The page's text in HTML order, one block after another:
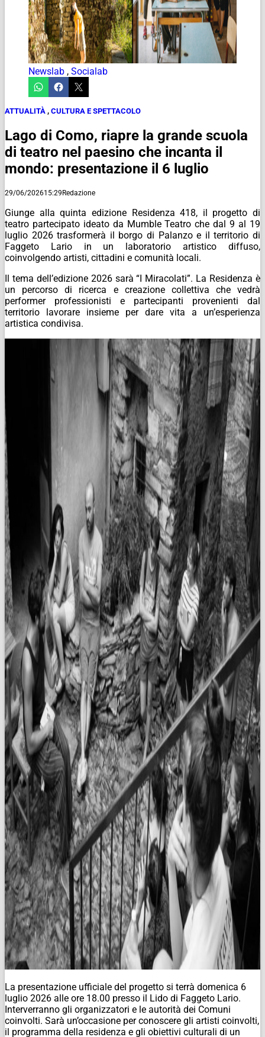
Newslab , Socialab
ATTUALITÀ , CULTURA E SPETTACOLO
Lago di Como, riapre la grande scuola
di teatro nel paesino che incanta il
mondo: presentazione il 6 luglio
29/06/202615:29Redazione
Giunge alla quinta edizione Residenza 418, il progetto di
teatro partecipato ideato da Mumble Teatro che dal 9 al 19
luglio 2026 trasformerà il borgo di Palanzo e il territorio di
Faggeto Lario in un laboratorio artistico diffuso,
coinvolgendo artisti, cittadini e comunità locali.
Il tema dell’edizione 2026 sarà “I Miracolati”. La Residenza è
un percorso di ricerca e creazione collettiva che vedrà
performer professionisti e partecipanti provenienti dal
territorio lavorare insieme per dare vita a un’esperienza
artistica condivisa.
La presentazione ufficiale del progetto si terrà domenica 6
luglio 2026 alle ore 18.00 presso il Lido di Faggeto Lario.
Interverranno gli organizzatori e le autorità dei Comuni
coinvolti. Sarà un’occasione per conoscere gli artisti coinvolti,
il programma della residenza e gli obiettivi culturali di un